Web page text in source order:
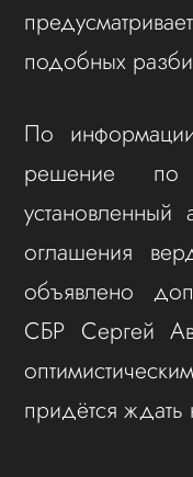
подобных
По
решение
оглашения
объявлено
СБР Сергей
придётся